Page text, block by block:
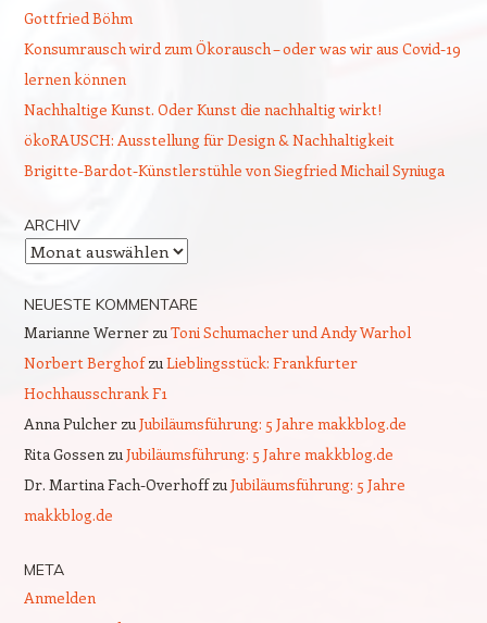
Gottfried Böhm
Konsumrausch wird zum Ökorausch – oder was wir aus Covid-19
lernen können
Nachhaltige Kunst. Oder Kunst die nachhaltig wirkt!
ökoRAUSCH: Ausstellung für Design & Nachhaltigkeit
Brigitte-Bardot-Künstlerstühle von Siegfried Michail Syniuga
ARCHIV
Archiv
NEUESTE KOMMENTARE
Marianne WernerzuToni Schumacher und Andy Warhol
Norbert BerghofzuLieblingsstück: Frankfurter
Hochhausschrank F1
Anna PulcherzuJubiläumsführung: 5 Jahre makkblog.de
Rita GossenzuJubiläumsführung: 5 Jahre makkblog.de
Dr. Martina Fach-OverhoffzuJubiläumsführung: 5 Jahre
makkblog.de
META
Anmelden